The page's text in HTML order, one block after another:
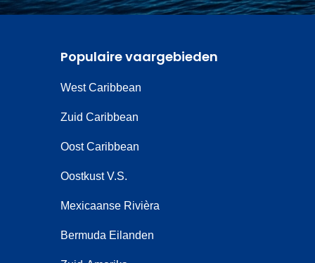
Populaire vaargebieden
West Caribbean
Zuid Caribbean
Oost Caribbean
Oostkust V.S.
Mexicaanse Rivièra
Bermuda Eilanden